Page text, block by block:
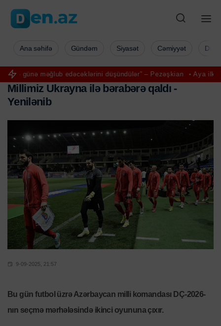
edəcəklərini düşündülər” – Pezəşkian Aya ilk addımı atan Nil
Ana səhifə Gündəm Siyasət Cəmiyyət
Millimiz Ukrayna ilə bərabərə qaldı -
Yenilənib
9-09-2025, 21:57
Bu gün futbol üzrə Azərbaycan milli komandası DÇ-2026-
nın seçmə mərhələsində ikinci oyununa çıxır.